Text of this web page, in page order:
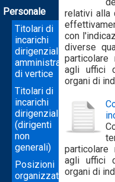
Personale
Titolari di
incarichi
dirigenziali
amministrativi
di vertice
Titolari di
incarichi
dirigenziali
(dirigenti
non
generali)
Posizioni
organizzative
relativi alla
con
diverse
particolare
agli uffici
organi di
particolare
agli uffici
organi di